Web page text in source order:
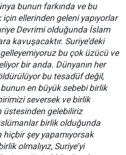
bunun farkında ve bu
ellerinden geleni yapıyorlar
Devrimi olduğunda İslam
kavuşacaktır. Suriye’deki
bu çok üzücü ve
bir anda. Dünyanın her
bu tesadüf değil,
en büyük sebebi birlik
seversek ve birlik
üstesinden gelebiliriz
birlik olduğunda
şey yapamıyorsak
olmalıyız, Suriye’yi